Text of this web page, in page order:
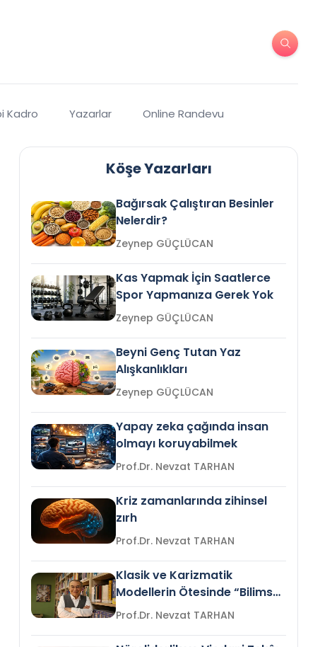
Kadro Yazarlar Online Randevu
Köşe Yazarları
Bağırsak Çalıştıran Besinler
Nelerdir?
Zeynep GÜÇLÜCAN
Kas Yapmak İçin Saatlerce
Spor Yapmanıza Gerek Yok
Zeynep GÜÇLÜCAN
Beyni Genç Tutan Yaz
Alışkanlıkları
Zeynep GÜÇLÜCAN
Yapay zeka çağında insan
olmayı koruyabilmek
Prof.Dr. Nevzat TARHAN
Kriz zamanlarında zihinsel
zırh
Prof.Dr. Nevzat TARHAN
Klasik ve Karizmatik
Modellerin Ötesinde “Bilimsel
Liderlik”
Prof.Dr. Nevzat TARHAN